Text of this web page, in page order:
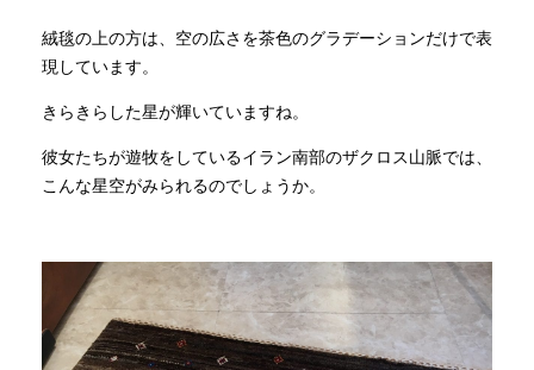
絨毯の上の方は、空の広さを茶色のグラデーションだけで表
現しています。
きらきらした星が輝いていますね。
彼女たちが遊牧をしているイラン南部のザクロス山脈では、
こんな星空がみられるのでしょうか。